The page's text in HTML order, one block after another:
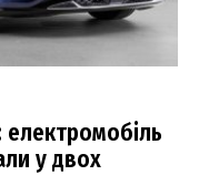
електромобіль
у двох